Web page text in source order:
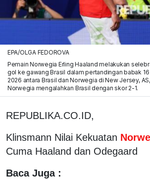
EPA/OLGA FEDOROVA
Pemain Norwegia Erling Haaland melakukan
gol ke gawang Brasil dalam pertandingan babak 16
2026 antara Brasil dan Norwegia di New Jersey,
Norwegia mengalahkan Brasil dengan skor 2-1.
REPUBLIKA.CO.ID,
Klinsmann Nilai Kekuatan
Cuma Haaland dan Odegaard
Baca Juga :